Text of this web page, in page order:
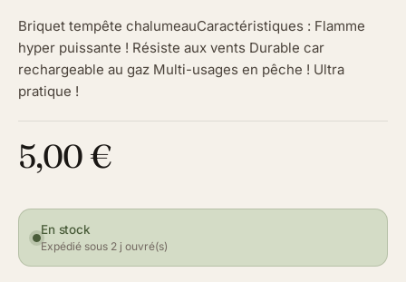
Briquet tempête chalumeauCaractéristiques : Flamme
hyper puissante ! Résiste aux vents Durable car
rechargeable au gaz Multi-usages en pêche ! Ultra
pratique !
5,00 €
En stock
Expédié sous 2 j ouvré(s)